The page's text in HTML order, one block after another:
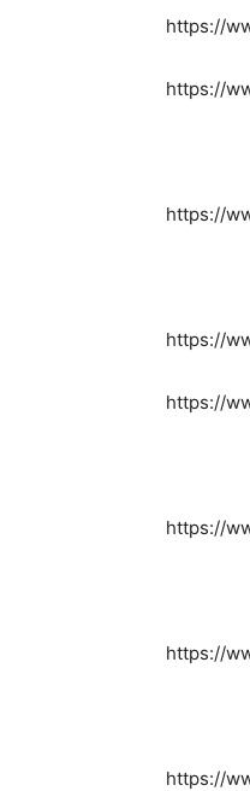
https://
https://
https://
https://
https://
https://
https://
https://